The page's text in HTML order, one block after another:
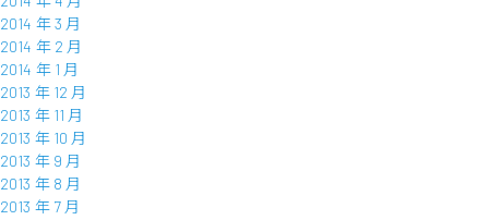
2014 年 3 月
2014 年 2 月
2014 年 1 月
2013 年 12 月
2013 年 11 月
2013 年 10 月
2013 年 9 月
2013 年 8 月
2013 年 7 月